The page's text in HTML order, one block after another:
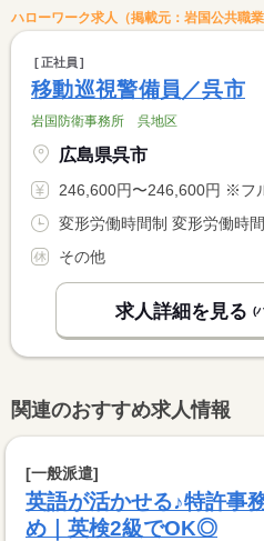
ハローワーク求人（掲載元：岩国公共職業
正社員
移動巡視警備員／呉市
岩国防衛事務所 呉地区
広島県呉市
246,600円〜246,600円 ※フルタイム求人の場合は月額（換算
その他
求人詳細を見る (
関連のおすすめ求人情報
[一般派遣]
英語が活かせる♪特許事
め｜英検2級でOK◎